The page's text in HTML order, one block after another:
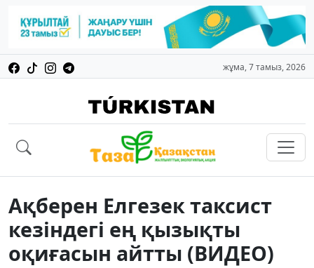
жұма, 7 тамыз, 2026
Ақберен Елгезек таксист
кезіндегі ең қызықты
оқиғасын айтты (ВИДЕО)